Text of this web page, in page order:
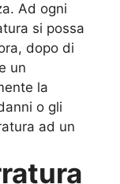
Ad ogni
si possa
dopo di
un
la
o gli
ad un